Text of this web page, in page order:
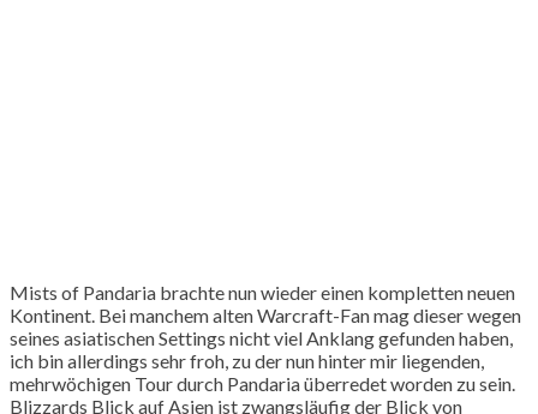
Mists of Pandaria brachte nun wieder einen kompletten neuen
Kontinent. Bei manchem alten Warcraft-Fan mag dieser wegen
seines asiatischen Settings nicht viel Anklang gefunden haben,
ich bin allerdings sehr froh, zu der nun hinter mir liegenden,
mehrwöchigen Tour durch Pandaria überredet worden zu sein.
Blizzards Blick auf Asien ist zwangsläufig der Blick von